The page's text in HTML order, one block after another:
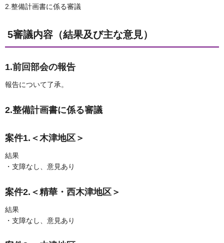
2.整備計画書に係る審議
5審議内容（結果及び主な意見）
1.前回部会の報告
報告について了承。
2.整備計画書に係る審議
案件1.＜木津地区＞
結果
・支障なし、意見あり
案件2.＜精華・西木津地区＞
結果
・支障なし、意見あり